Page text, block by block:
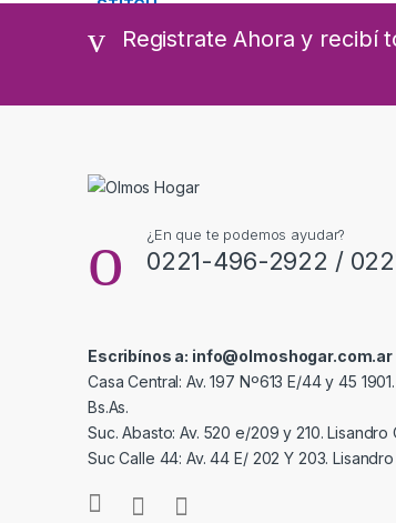
Registrate Ahora y recibí
¿En que te podemos ayudar?
0221-496-2922 /
Escribínos a: info@olmoshogar.com.ar
Casa Central: Av. 197 Nº613 E/44 y 45
Bs.As.
Suc. Abasto: Av. 520 e/209 y 210. Lisandro
Suc Calle 44: Av. 44 E/ 202 Y 203. Lisandro